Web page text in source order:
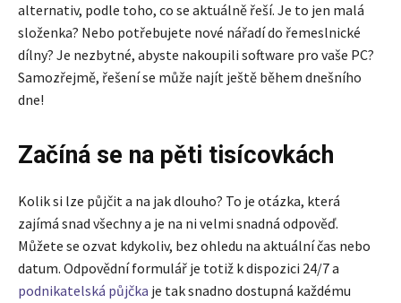
alternativ, podle toho, co se aktuálně řeší. Je to jen malá
složenka? Nebo potřebujete nové nářadí do řemeslnické
dílny? Je nezbytné, abyste nakoupili software pro vaše PC?
Samozřejmě, řešení se může najít ještě během dnešního
dne!
Začíná se na pěti tisícovkách
Kolik si lze půjčit a na jak dlouho? To je otázka, která
zajímá snad všechny a je na ni velmi snadná odpověď.
Můžete se ozvat kdykoliv, bez ohledu na aktuální čas nebo
datum. Odpovědní formulář je totiž k dispozici 24/7 a
podnikatelská půjčka je tak snadno dostupná každému